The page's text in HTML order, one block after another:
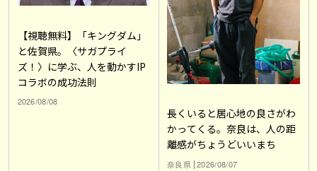
【視聴無料】「キングダム」
と佐賀県。〈サガプライ
ズ！〉に学ぶ、人を動かすIP
コラボの成功法則
2026/08/08
長くいると居心地の良さがわ
かってくる。奈良は、人の距
離感がちょうどいいまち
奈良県 2026/08/07